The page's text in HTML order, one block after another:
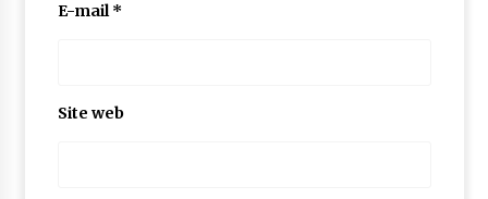
E-mail*
Site web